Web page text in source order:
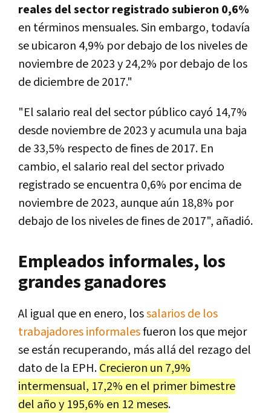
reales del sector registrado subieron 0,6%
en términos mensuales. Sin embargo, todavía
se ubicaron 4,9% por debajo de los niveles de
noviembre de 2023 y 24,2% por debajo de los
de diciembre de 2017."
"El salario real del sector público cayó 14,7%
desde noviembre de 2023 y acumula una baja
de 33,5% respecto de fines de 2017. En
cambio, el salario real del sector privado
registrado se encuentra 0,6% por encima de
noviembre de 2023, aunque aún 18,8% por
debajo de los niveles de fines de 2017", añadió.
Empleados informales, los
grandes ganadores
Al igual que en enero, lossalarios de los
trabajadores informalesfueron los que mejor
se están recuperando, más allá del rezago del
dato de la EPH.Crecieron un 7,9%
intermensual, 17,2% en el primer bimestre
del año y 195,6% en 12 meses.